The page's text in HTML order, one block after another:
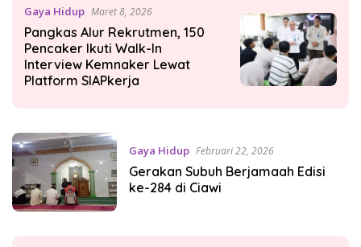
Gaya Hidup Maret 8, 2026
Pangkas Alur Rekrutmen, 150
Pencaker Ikuti Walk-In
Interview Kemnaker Lewat
Platform SIAPkerja
Gaya Hidup Februari 22, 2026
Gerakan Subuh Berjamaah Edisi
ke-284 di Ciawi